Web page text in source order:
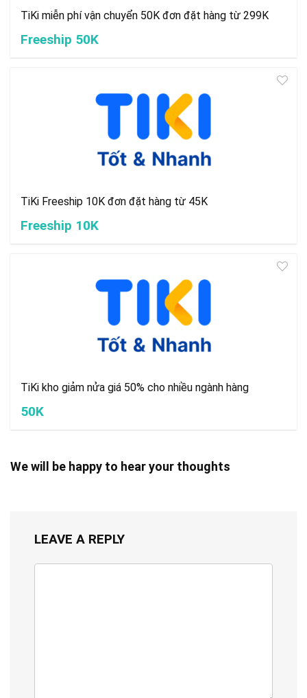
TiKi miễn phí vận chuyển 50K đơn đặt hàng từ 299K
Freeship 50K
TiKi Freeship 10K đơn đặt hàng từ 45K
Freeship 10K
TiKi kho giảm nửa giá 50% cho nhiều ngành hàng
50K
We will be happy to hear your thoughts
LEAVE A REPLY